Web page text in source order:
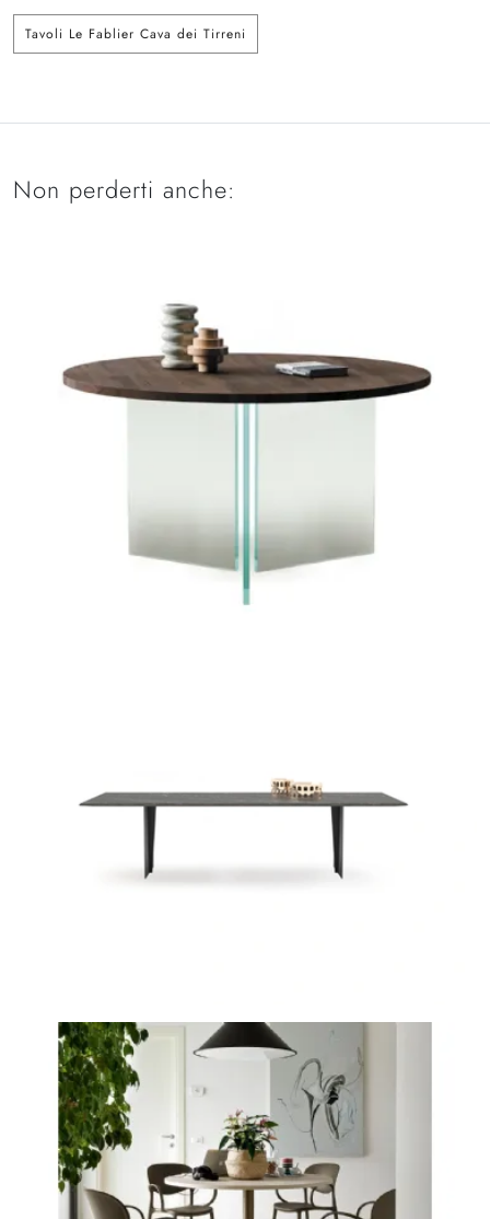
Tavoli Le Fablier Cava dei Tirreni
Non perderti anche: